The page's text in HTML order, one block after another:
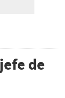
de